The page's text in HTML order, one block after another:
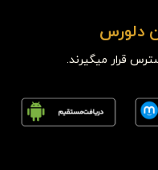
دلورس
قرار میگیرند.